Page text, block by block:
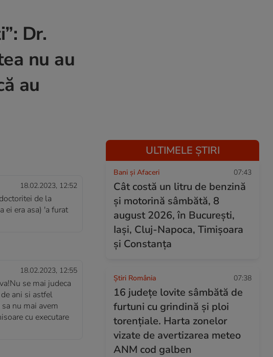
Dr.
nu au
au
18.02.2023, 12:52
de la
ei era asa) 'a furat
18.02.2023, 12:55
se mai judeca
ani si astfel
nu mai avem
cu executare
ULTIMELE ȘTIRI
Bani și Afaceri 07:43
Cât costă un litru de benzină
și motorină sâmbătă, 8
august 2026, în București,
Iași, Cluj-Napoca, Timișoara
și Constanța
Știri România 07:38
16 județe lovite sâmbătă de
furtuni cu grindină și ploi
torențiale. Harta zonelor
vizate de avertizarea meteo
ANM cod galben